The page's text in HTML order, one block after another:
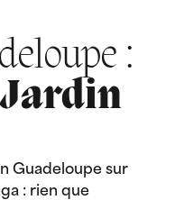
:
Jardin
Guadeloupe sur
: rien que